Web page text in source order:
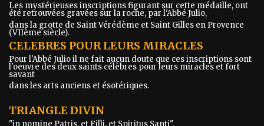
Les mystérieuses inscriptions figurant sur cette médaille, ont
été retrouvées gravées sur la roche, par l'Abbé Julio,
dans la grotte de Saint Vérédème et Saint Gilles en Provence
(VIIème siècle).
CELEBRES POUR LEURS MIRACLES
Pour l'Abbé Julio il ne fait aucun doute que ces inscriptions sont
l'oeuvre des deux saints célèbres pour leurs miracles et fort
savant
dans les arts anciens et ésotériques.
TRIANGLE DIVIN
"in nomine Patris, et Filli, et Spiritus Santi".